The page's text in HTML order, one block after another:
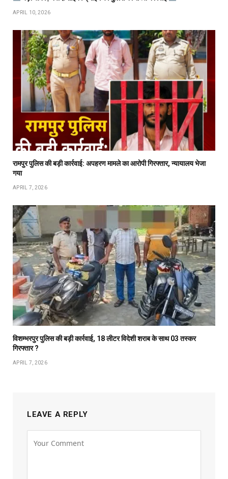
APRIL 10, 2026
रामपुर पुलिस की बड़ी कार्रवाई: अपहरण मामले का आरोपी गिरफ्तार, न्यायालय भेजा
गया
APRIL 7, 2026
विशम्भरपुर पुलिस की बड़ी कार्रवाई, 18 लीटर विदेशी शराब के साथ 03 तस्कर
गिरफ्तार ?
APRIL 7, 2026
LEAVE A REPLY